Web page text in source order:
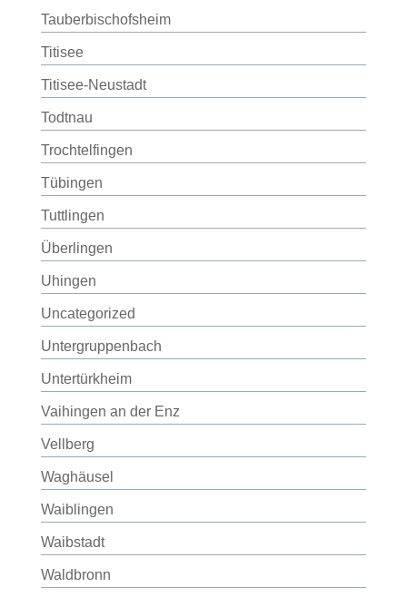
Tauberbischofsheim
Titisee
Titisee-Neustadt
Todtnau
Trochtelfingen
Tübingen
Tuttlingen
Überlingen
Uhingen
Uncategorized
Untergruppenbach
Untertürkheim
Vaihingen an der Enz
Vellberg
Waghäusel
Waiblingen
Waibstadt
Waldbronn